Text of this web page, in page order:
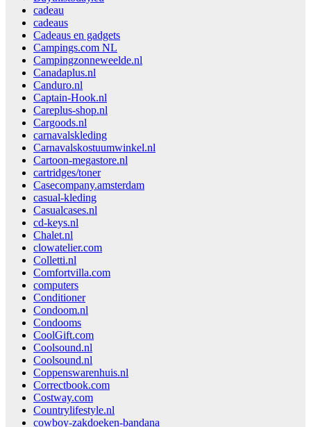
cadeau
cadeaus
Cadeaus en gadgets
Campings.com NL
Campingzonneweelde.nl
Canadaplus.nl
Canduro.nl
Captain-Hook.nl
Careplus-shop.nl
Cargoods.nl
carnavalskleding
Carnavalskostuumwinkel.nl
Cartoon-megastore.nl
cartridges/toner
Casecompany.amsterdam
casual-kleding
Casualcases.nl
cd-keys.nl
Chalet.nl
clowatelier.com
Colletti.nl
Comfortvilla.com
computers
Conditioner
Condoom.nl
Condooms
CoolGift.com
Coolsound.nl
Coolsound.nl
Coppenswarenhuis.nl
Correctbook.com
Costway.com
Countrylifestyle.nl
cowboy-zakdoeken-bandana